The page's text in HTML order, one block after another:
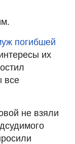
погибшей
их
все
не взяли